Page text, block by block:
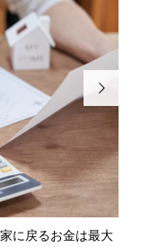
に戻るお金は最大
